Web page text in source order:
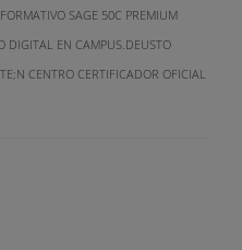
SAGE 50C PREMIUM
DIGITAL EN CAMPUS.DEUSTO
CENTRO CERTIFICADOR OFICIAL